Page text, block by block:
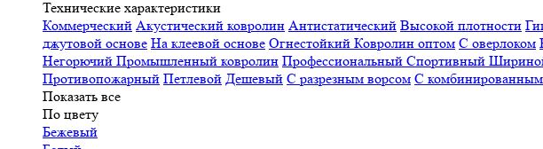
Технические характеристики
Коммерческий Акустический ковролин Антистатический Высокой плотности
джутовой основе На клеевой основе Огнестойкий Ковролин оптом С оверлоком
Негорючий Промышленный ковролин Профессиональный Спортивный
Противопожарный Петлевой Дешевый С разрезным ворсом С
Показать все
По цвету
Бежевый